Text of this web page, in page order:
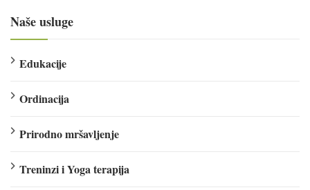
Naše usluge
Edukacije
Ordinacija
Prirodno mršavljenje
Treninzi i Yoga terapija